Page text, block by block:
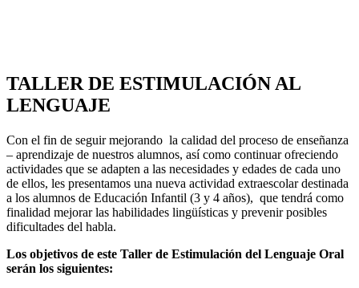
TALLER DE ESTIMULACIÓN AL
LENGUAJE
Con el fin de seguir mejorando la calidad del proceso de enseñanza
– aprendizaje de nuestros alumnos, así como continuar ofreciendo
actividades que se adapten a las necesidades y edades de cada uno
de ellos, les presentamos una nueva actividad extraescolar destinada
a los alumnos de Educación Infantil (3 y 4 años), que tendrá como
finalidad mejorar las habilidades lingüísticas y prevenir posibles
dificultades del habla.
Los objetivos de este Taller de Estimulación del Lenguaje Oral
serán los siguientes: